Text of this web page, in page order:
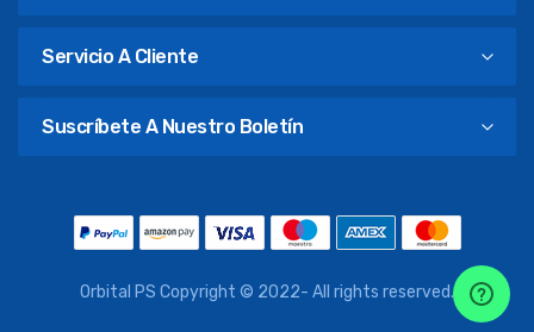
Servicio A Cliente
Suscríbete A Nuestro Boletín
Orbital PS Copyright © 2022- All rights reserved.